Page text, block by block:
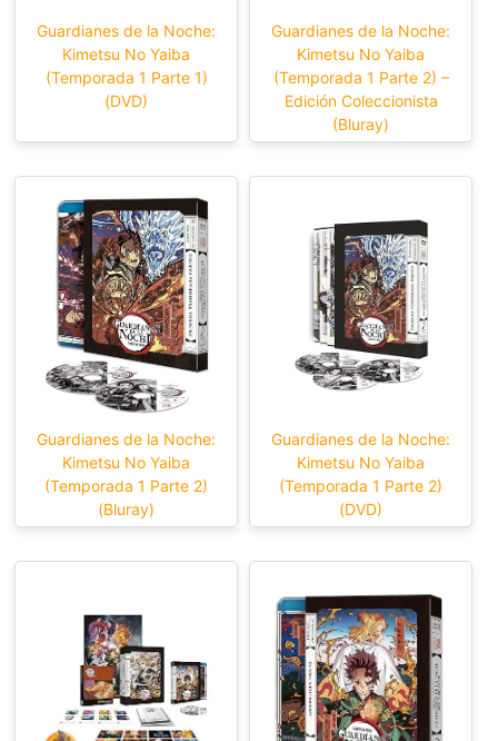
Guardianes de la Noche:
Kimetsu No Yaiba
(Temporada 1 Parte 1)
(DVD)
Guardianes de la Noche:
Kimetsu No Yaiba
(Temporada 1 Parte 2) –
Edición Coleccionista
(Bluray)
Guardianes de la Noche:
Kimetsu No Yaiba
(Temporada 1 Parte 2)
(Bluray)
Guardianes de la Noche:
Kimetsu No Yaiba
(Temporada 1 Parte 2)
(DVD)